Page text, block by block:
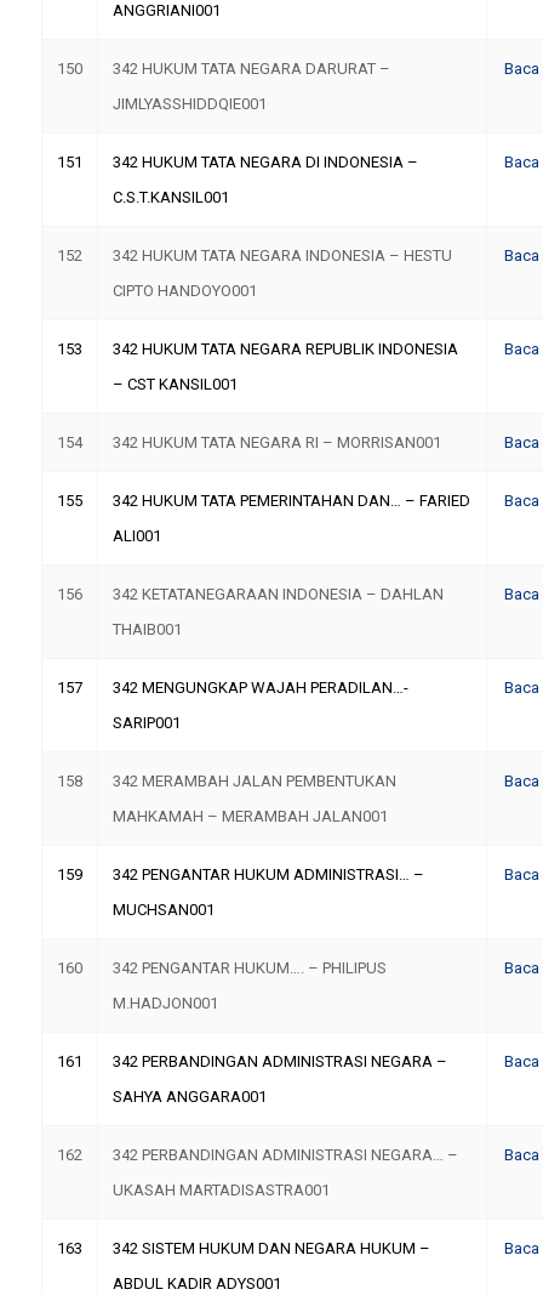
ANGGRIANI001
150
342 HUKUM TATA NEGARA DARURAT –
JIMLYASSHIDDQIE001
Baca
151
342 HUKUM TATA NEGARA DI INDONESIA –
C.S.T.KANSIL001
Baca
152
342 HUKUM TATA NEGARA INDONESIA – HESTU
CIPTO HANDOYO001
Baca
153
342 HUKUM TATA NEGARA REPUBLIK INDONESIA
– CST KANSIL001
Baca
154 342 HUKUM TATA NEGARA RI – MORRISAN001 Baca
155
342 HUKUM TATA PEMERINTAHAN DAN… – FARIED
ALI001
Baca
156
342 KETATANEGARAAN INDONESIA – DAHLAN
THAIB001
Baca
157
342 MENGUNGKAP WAJAH PERADILAN…-
SARIP001
Baca
158
342 MERAMBAH JALAN PEMBENTUKAN
MAHKAMAH – MERAMBAH JALAN001
Baca
159
342 PENGANTAR HUKUM ADMINISTRASI… –
MUCHSAN001
Baca
160
342 PENGANTAR HUKUM…. – PHILIPUS
M.HADJON001
Baca
161
342 PERBANDINGAN ADMINISTRASI NEGARA –
SAHYA ANGGARA001
Baca
162
342 PERBANDINGAN ADMINISTRASI NEGARA… –
UKASAH MARTADISASTRA001
Baca
163
342 SISTEM HUKUM DAN NEGARA HUKUM –
ABDUL KADIR ADYS001
Baca